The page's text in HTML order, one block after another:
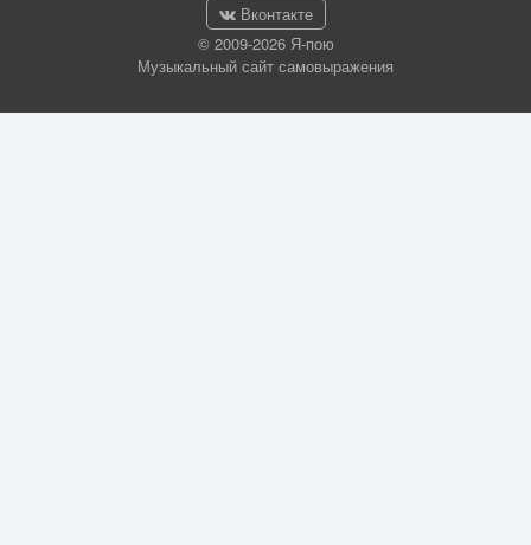
Вконтакте
© 2009-2026 Я-пою
Музыкальный сайт самовыражения